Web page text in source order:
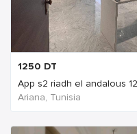
1250 DT
App s2 riadh el andalous
Ariana, Tunisia